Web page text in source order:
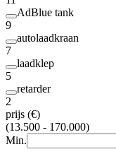
AdBlue tank
9
autolaadkraan
7
laadklep
5
retarder
2
prijs (€)
(13.500 - 170.000)
Min.